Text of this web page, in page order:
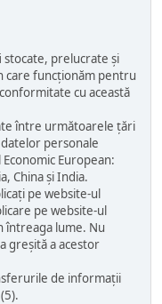
prelucrate și
funcționăm pentru
cu această
între următoarele țări
personale
European:
China și India.
pe website-ul
pe website-ul
întreaga lume. Nu
greșită a acestor
de informații